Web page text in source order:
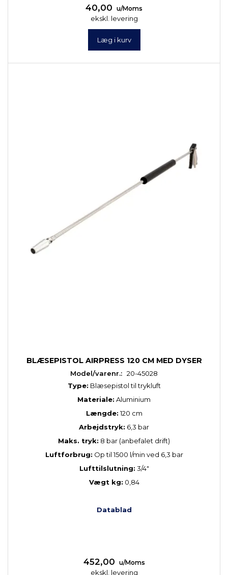
40,00 u/Moms
ekskl. levering
Læg i kurv
BLÆSEPISTOL AIRPRESS 120 CM MED DYSER
Model/varenr.: 20-45028
Type: Blæsepistol til trykluft
Materiale: Aluminium
Længde:120 cm
Arbejdstryk: 6,3 bar
Maks. tryk: 8 bar (anbefalet drift)
Luftforbrug: Op til 1500 l/min ved 6,3 bar
Lufttilslutning: 3/4"
Vægt kg: 0,84
Datablad
452,00 u/Moms
ekskl. levering